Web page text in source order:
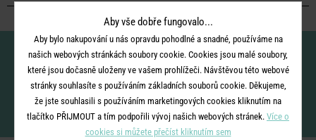
Nenechte si ujít novinky!
vložením e-mailu souhlasíte sezpracováním osobních údajůpro zasílání našeho
newsletteru
Aby vše dobře fungovalo...
Aby bylo nakupování u nás opravdu pohodlné a snadné, používáme na
našich webových stránkách soubory cookie. Cookies jsou malé soubory,
které jsou dočasně uloženy ve vašem prohlížeči. Návštěvou této webové
stránky souhlasíte s používáním základních souborů cookie. Děkujeme,
že jste souhlasili s používáním marketingových cookies kliknutím na
tlačítko PŘIJMOUT a tím podpořili vývoj našich webových stránek. Více o
cookies si můžete přečíst kliknutím sem